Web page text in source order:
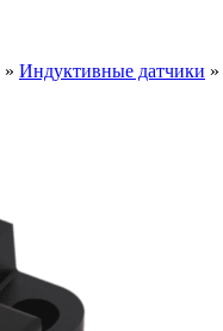
» Индуктивные датчики »